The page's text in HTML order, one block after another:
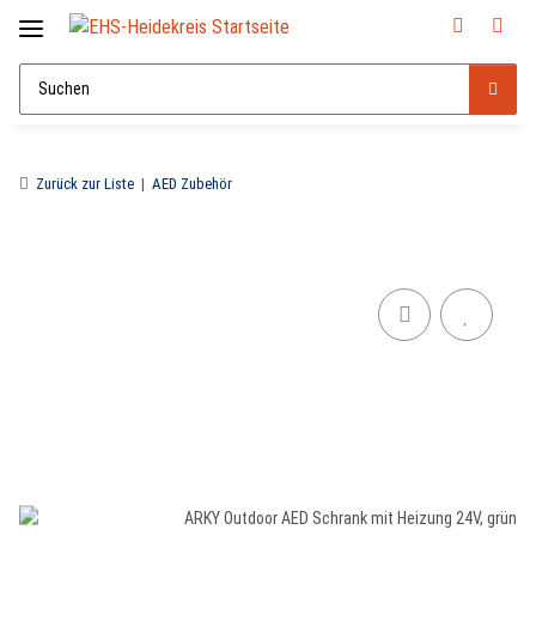
Zurück zur Liste AED Zubehör